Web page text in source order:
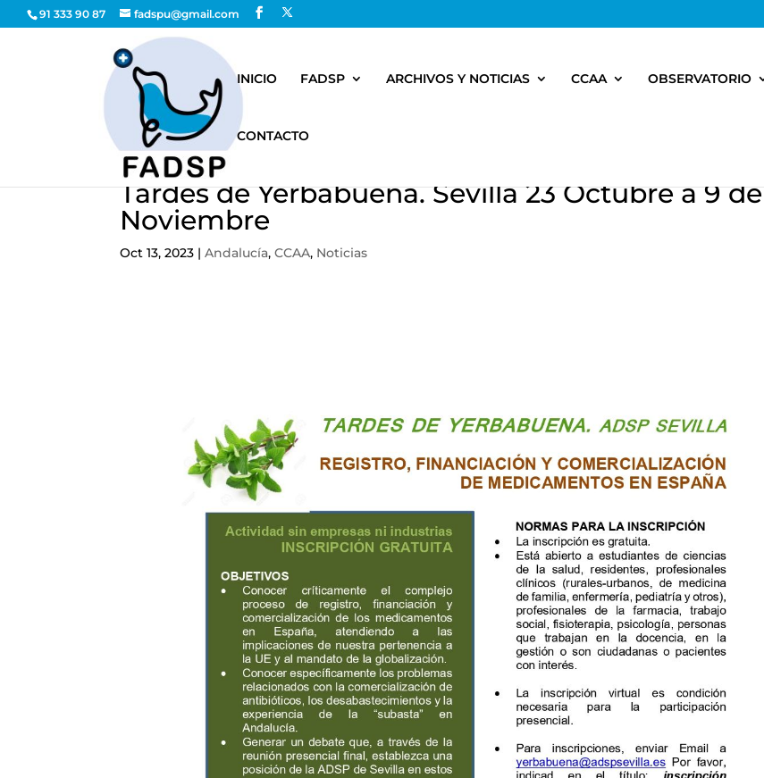
91 333 90 87 fadspu@gmail.com
INICIO FADSP ARCHIVOS Y NOTICIAS CCAA OBSERVATORIO
CONTACTO
Tardes de Yerbabuena. Sevilla 23 Octubre a 9 de
Noviembre
Oct 13, 2023 |Andalucía,CCAA, Noticias